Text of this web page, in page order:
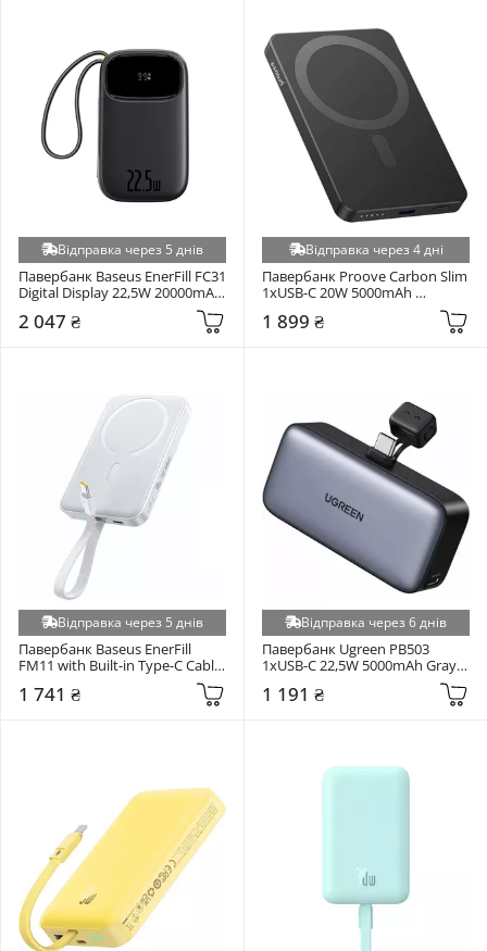
Відправка через 5 днів
Павербанк Baseus EnerFill FC31
Digital Display 22,5W 20000mAh
Cosmic Black (P10082107123-00)
2 047 ₴
Відправка через 4 дні
Павербанк Proove Carbon Slim
1xUSB-C 20W 5000mAh
1 899 ₴
Відправка через 5 днів
Павербанк Baseus EnerFill
FM11 with Built-in Type-C Cable
2xUSB-C 30W 10000mAh White
(E0028905)
1 741 ₴
Відправка через 6 днів
Павербанк Ugreen PB503
1xUSB-C 22,5W 5000mAh Gray
1 191 ₴